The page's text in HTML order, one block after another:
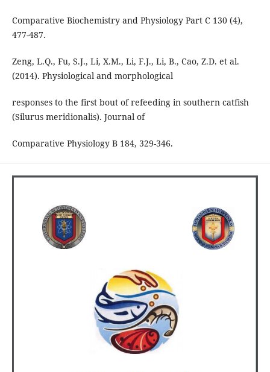
Comparative Biochemistry and Physiology Part C 130 (4),
477-487.
Zeng, L.Q., Fu, S.J., Li, X.M., Li, F.J., Li, B., Cao, Z.D. et al.
(2014). Physiological and morphological
responses to the first bout of refeeding in southern catfish
(Silurus meridionalis). Journal of
Comparative Physiology B 184, 329-346.